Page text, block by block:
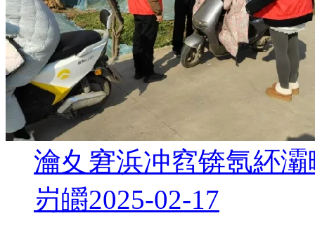
瀹夊窘浜冲窞锛氬紑
岃皭2025-02-17